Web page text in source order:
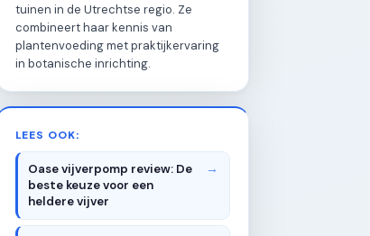
tuinen in de Utrechtse regio. Ze
combineert haar kennis van
plantenvoeding met praktijkervaring
in botanische inrichting.
LEES OOK:
Oase vijverpomp review: De
beste keuze voor een
heldere vijver